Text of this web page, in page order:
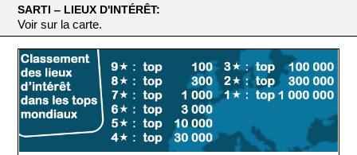
SARTI ‒ LIEUX D'INTÉRÊT:
Voir sur la carte.